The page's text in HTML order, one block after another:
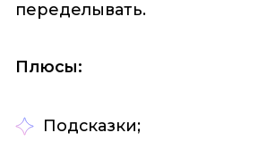
переделывать.
Плюсы:
Подсказки;